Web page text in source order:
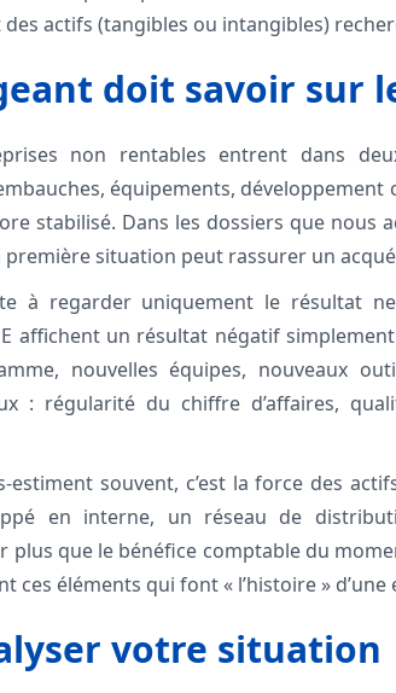
actifs (tangibles ou intangibles)
doit savoir sur
non rentables entrent dans
équipements, développement
stabilisé. Dans les dossiers que nous
situation peut rassurer un
à regarder uniquement le résultat
affichent un résultat négatif
nouvelles équipes, nouveaux
: régularité du chiffre d’affaires,
estiment souvent, c’est la force des
en interne, un réseau de
que le bénéfice comptable du
ces éléments qui font « l’histoire »
votre situation